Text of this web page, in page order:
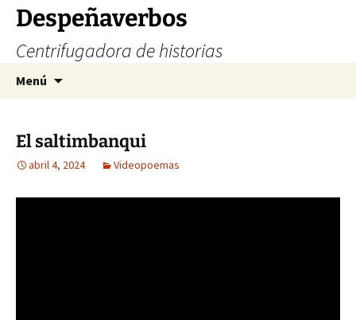
Saltar
contenido
Despeñaverbos
Centrifugadora de historias
Menú
El saltimbanqui
abril 4, 2024 Videopoemas